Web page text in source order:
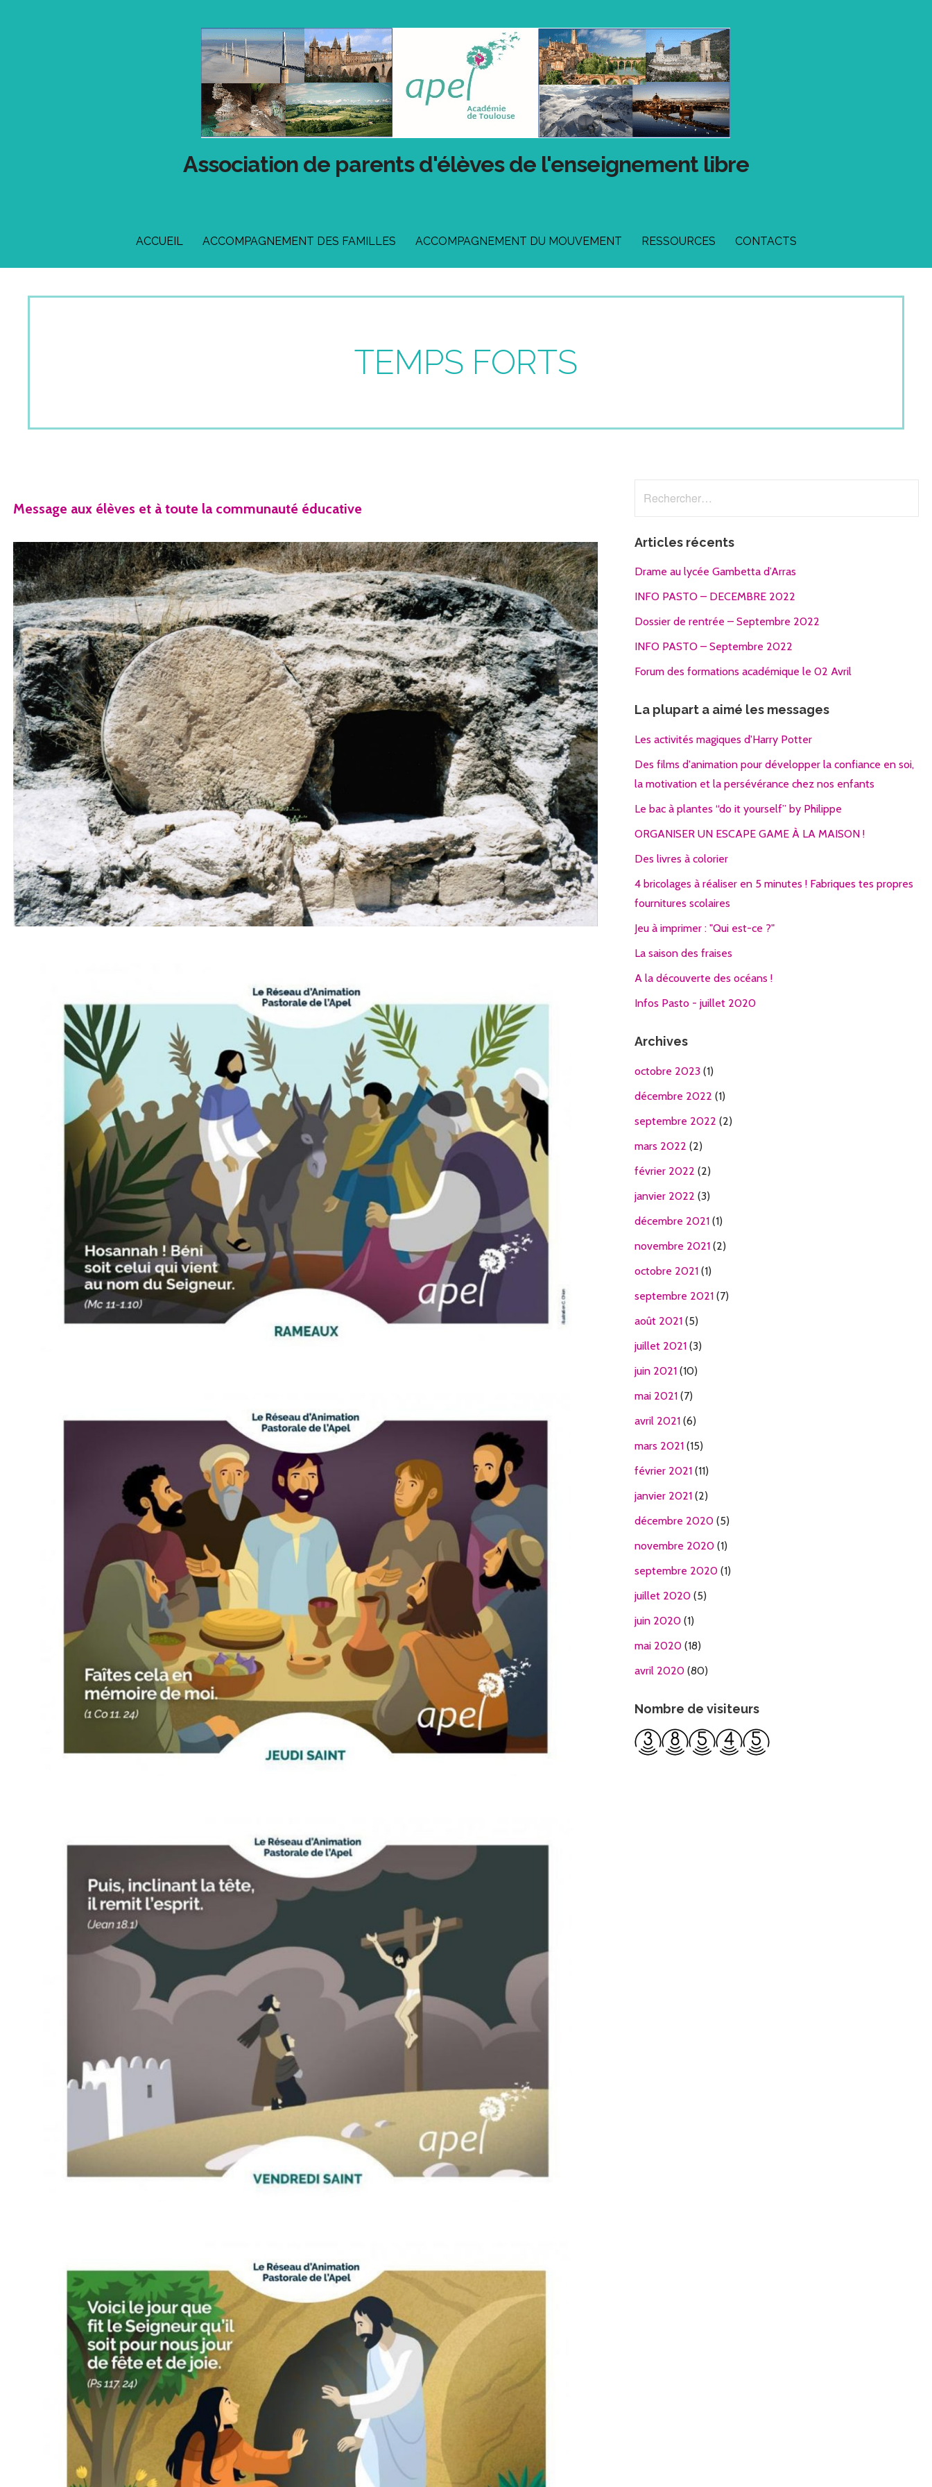
Association de parents d'élèves de l'enseignement libre
ACCUEIL ACCOMPAGNEMENT DES FAMILLES ACCOMPAGNEMENT DU MOUVEMENT RESSOURCES CONTACTS
TEMPS FORTS
Message aux élèves et à toute la communauté éducative
Articles récents
Drame au lycée Gambetta d’Arras
INFO PASTO – DECEMBRE 2022
Dossier de rentrée – Septembre 2022
INFO PASTO – Septembre 2022
Forum des formations académique le 02 Avril
La plupart a aimé les messages
Les activités magiques d'Harry Potter
Des films d'animation pour développer la confiance en soi,
la motivation et la persévérance chez nos enfants
Le bac à plantes “do it yourself” by Philippe
ORGANISER UN ESCAPE GAME À LA MAISON !
Des livres à colorier
4 bricolages à réaliser en 5 minutes ! Fabriques tes propres
fournitures scolaires
Jeu à imprimer : "Qui est-ce ?"
La saison des fraises
A la découverte des océans !
Infos Pasto - juillet 2020
Archives
octobre 2023(1)
décembre 2022 (1)
septembre 2022 (2)
mars 2022 (2)
février 2022 (2)
janvier 2022 (3)
décembre 2021(1)
novembre 2021(2)
octobre 2021(1)
septembre 2021(7)
août 2021(5)
juillet 2021(3)
juin 2021(10)
mai 2021(7)
avril 2021(6)
mars 2021(15)
février 2021(11)
janvier 2021(2)
décembre 2020(5)
novembre 2020(1)
septembre 2020(1)
juillet 2020(5)
juin 2020(1)
mai 2020(18)
avril 2020(80)
Nombre de visiteurs